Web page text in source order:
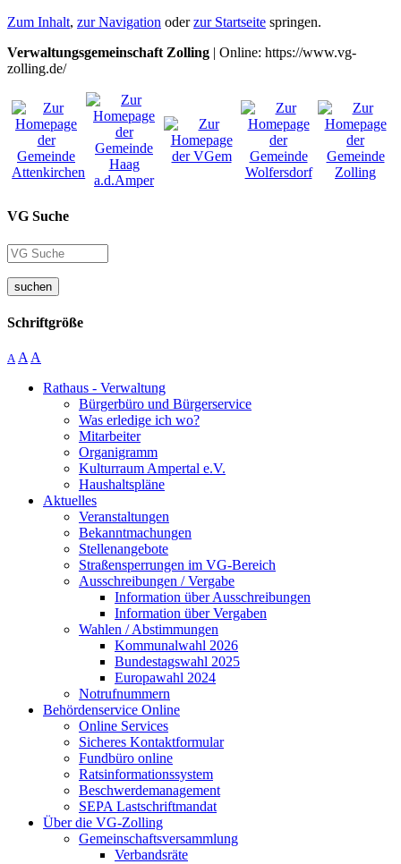
Zum Inhalt, zur Navigation oderzur Startseite springen.
Verwaltungsgemeinschaft Zolling | Online: https://www.vg-
zolling.de/
VG Suche
suchen
Schriftgröße
A A A
Rathaus - Verwaltung
Bürgerbüro und Bürgerservice
Was erledige ich wo?
Mitarbeiter
Organigramm
Kulturraum Ampertal e.V.
Haushaltspläne
Aktuelles
Veranstaltungen
Bekanntmachungen
Stellenangebote
Straßensperrungen im VG-Bereich
Ausschreibungen / Vergabe
Information über Ausschreibungen
Information über Vergaben
Wahlen / Abstimmungen
Kommunalwahl 2026
Bundestagswahl 2025
Europawahl 2024
Notrufnummern
Behördenservice Online
Online Services
Sicheres Kontaktformular
Fundbüro online
Ratsinformationssystem
Beschwerdemanagement
SEPA Lastschriftmandat
Über die VG-Zolling
Gemeinschaftsversammlung
Verbandsräte